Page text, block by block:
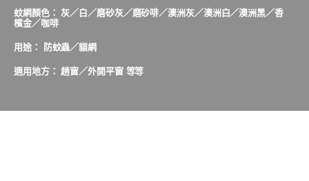
蚊網顏色： 灰／白／磨砂灰／磨砂啡／澳洲灰／澳洲白／澳洲黑／香
檳金／咖啡
用途： 防蚊蟲／貓網
適用地方： 趟窗／外開平窗 等等